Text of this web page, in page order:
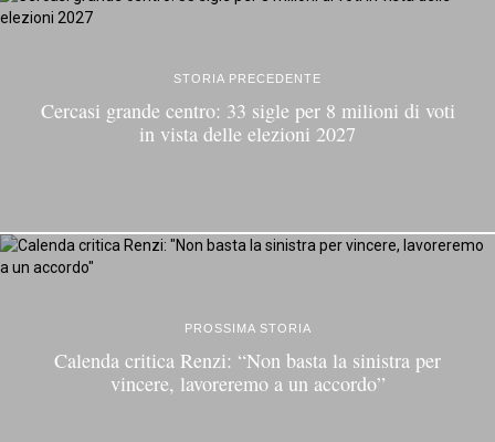
STORIA PRECEDENTE
Cercasi grande centro: 33 sigle per 8 milioni di voti
in vista delle elezioni 2027
PROSSIMA STORIA
Calenda critica Renzi: “Non basta la sinistra per
vincere, lavoreremo a un accordo”